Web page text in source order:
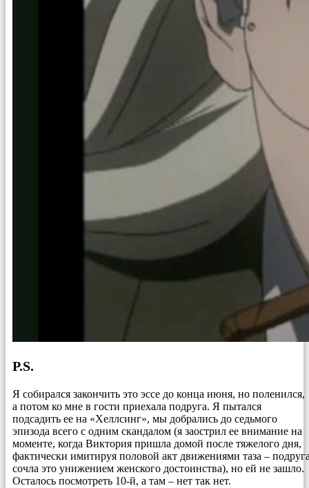
P.S.
Я собирался закончить это эссе до конца июня, но поленился,
а потом ко мне в гости приехала подруга. Я пытался
подсадить ее на «Хеллсинг», мы добрались до седьмого
эпизода всего с одним скандалом (я заострил ее внимание на
моменте, когда Виктория пришла домой после тяжелого дня,
фактически имитируя половой акт движениями таза –
сочла это унижением женского достоинства), но ей не зашло.
Осталось посмотреть 10-й, а там – нет так нет.